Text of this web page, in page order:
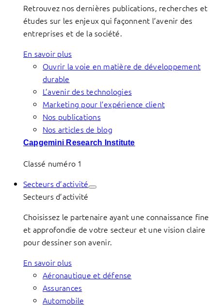
Retrouvez nos dernières publications, recherches et
études sur les enjeux qui façonnent l’avenir des
entreprises et de la société.
En savoir plus
Ouvrir la voie en matière de développement
durable
L’avenir des technologies
Marketing pour l’expérience client
Nos publications
Nos articles de blog
Capgemini Research Institute
Classé numéro 1
Secteurs d’activité
Secteurs d’activité
Choisissez le partenaire ayant une connaissance fine
et approfondie de votre secteur et une vision claire
pour dessiner son avenir.
En savoir plus
Aéronautique et défense
Assurances
Automobile